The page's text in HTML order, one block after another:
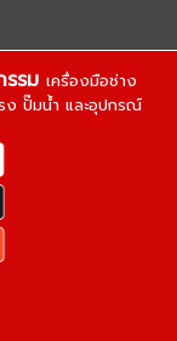
รม เครื่องมือช่าง
ง ปั๊มน้ำ และอุปกรณ์